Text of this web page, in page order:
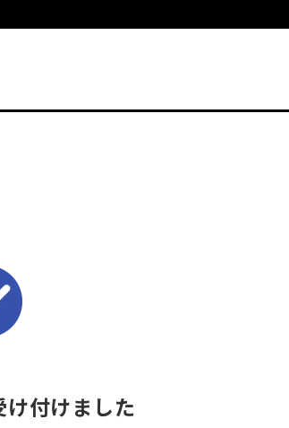
付けました